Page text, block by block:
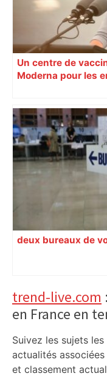
Un centre de
Moderna pour les
deux bureaux de
Primary
Sidebar
trend-live.com
en France en
Suivez les sujets
actualités
et classement